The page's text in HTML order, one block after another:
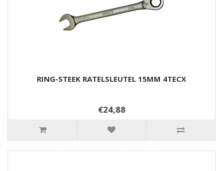
RING-STEEK RATELSLEUTEL 15MM 4TECX
€24,88